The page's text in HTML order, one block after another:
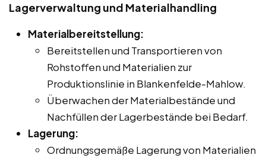
Lagerverwaltung und Materialhandling
Materialbereitstellung:
Bereitstellen und Transportieren von
Rohstoffen und Materialien zur
Produktionslinie in Blankenfelde-Mahlow.
Überwachen der Materialbestände und
Nachfüllen der Lagerbestände bei Bedarf.
Lagerung:
Ordnungsgemäße Lagerung von Materialien